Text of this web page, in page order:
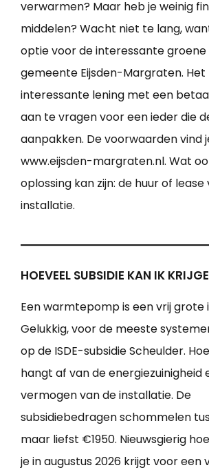
verwarmen? Maar heb je weinig
middelen? Wacht niet te lang,
optie voor de interessante groene
gemeente Eijsden-Margraten.
interessante lening met een
aan te vragen voor een ieder die
aanpakken. De voorwaarden vind
www.eijsden-margraten.nl. Wat
oplossing kan zijn: de huur of lease
installatie.
HOEVEEL SUBSIDIE KAN IK
Een warmtepomp is een vrij grote
Gelukkig, voor de meeste
op de ISDE-subsidie Scheulder.
hangt af van de energiezuinigheid
vermogen van de installatie. De
subsidiebedragen schommelen
maar liefst €1950. Nieuwsgierig
je in augustus 2026 krijgt voor een